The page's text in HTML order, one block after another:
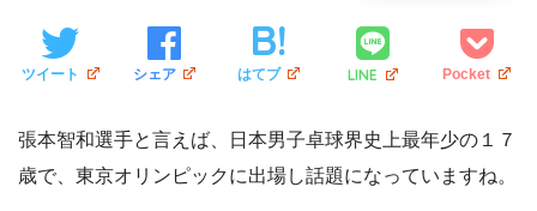
ツイート シェア はてブ LINE Pocket
張本智和選手と言えば、日本男子卓球界史上最年少の１７
歳で、東京オリンピックに出場し話題になっていますね。